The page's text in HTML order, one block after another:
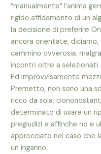
“manualmente” l’anima
rigido affidamento di un
la decisione di preferire
ancora orientate,
cammino ovverosia,
incontri oltre a selezionati.
Ed improvvisamente
Premetto, non sono una
ricco da sola,
determinato di usare un
pregiudizi e affinche no e
approcciato nel caso che
un inganno.